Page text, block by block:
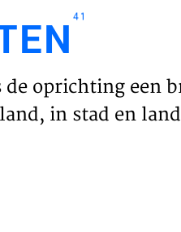
HOME
41
de oprichting een
in stad en